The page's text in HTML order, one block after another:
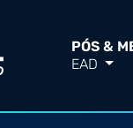
PÓS &
EAD